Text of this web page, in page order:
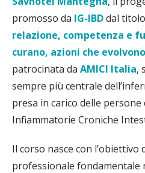
promosso da IG-IBDdal titolo
relazione, competenza e
curano, azioni che
patrocinata da AMICI Italia,
sempre più centrale
presa in carico delle
Infiammatorie Croniche
Il corso nasce con
professionale fondamentale